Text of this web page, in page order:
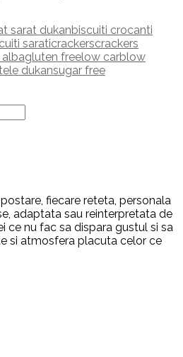
sarat dukanbiscuiti crocanti
saraticrackerscrackers
albagluten freelow carblow
dukansugar free
fiecare reteta, personala
adaptata sau reinterpretata de
ce nu fac sa dispara gustul si sa
si atmosfera placuta celor ce